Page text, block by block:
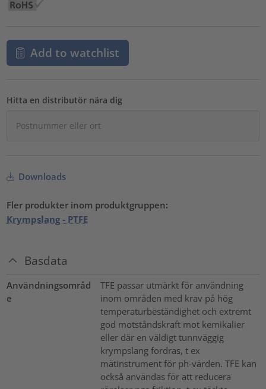
Add to watchlist
Hitta en distributör nära dig
Downloads
Fler produkter inom produktgruppen:
Krympslang - PTFE
Basdata
Användningsområd
e
TFE passar utmärkt för användning
inom områden med krav på hög
temperaturbeständighet och extremt
god motståndskraft mot kemikalier
eller där en väldigt tunnväggig
krympslang fordras, t ex
mätinstrument för ph-värden. TFE kan
också användas för att reducera